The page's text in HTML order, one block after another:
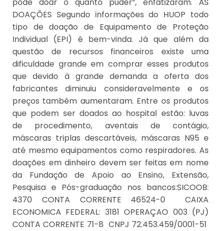
DOAÇÕES Segundo informações do HUOP todo
tipo de doação de Equipamento de Proteção
Individual (EPI) é bem-vinda. Já que além da
questão de recursos financeiros existe uma
dificuldade grande em comprar esses produtos
que devido à grande demanda a oferta dos
fabricantes diminuiu consideravelmente e os
preços também aumentaram. Entre os produtos
que podem ser doados ao hospital estão: luvas
de procedimento, aventais de contágio,
máscaras triplas descartáveis, máscaras N95 e
até mesmo equipamentos como respiradores. As
doações em dinheiro devem ser feitas em nome
da Fundação de Apoio ao Ensino, Extensão,
Pesquisa e Pós-graduação nos bancos:SICOOB:
4370 CONTA CORRENTE 46524-0 CAIXA
ECONOMICA FEDERAL: 3181 OPERAÇAO 003 (PJ)
CONTA CORRENTE 71-8 CNPJ 72.453.459/0001-51